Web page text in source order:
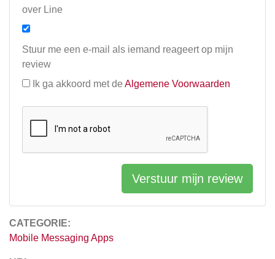
CATEGORIE:
Mobile Messaging Apps
over Line
Stuur me een e-mail als iemand reageert op mijn
review
Ik ga akkoord met de Algemene Voorwaarden
Verstuur mijn review